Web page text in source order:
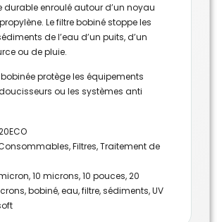
durable enroulé autour d’un noyau
Le filtre bobiné stoppe les
de l’eau d’un puits, d’un
ou de pluie.
protège les équipements
ou les systèmes anti
,Filtres,Traitement de
,10 microns,10 pouces,20
,bobiné,eau,filtre,sédiments,UV